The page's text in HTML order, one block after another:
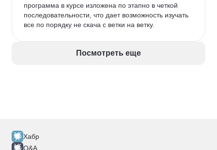
программа в курсе изложена по этапно в четкой
последовательности, что дает возможность изучать
все по порядку не скача с ветки на ветку.
Посмотреть еще
Хабр
Q&A